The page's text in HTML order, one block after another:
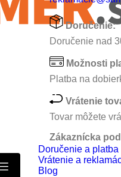
Doručenie:
Doručenie nad
Možnosti
Platba na
Vrátenie
Tovar môžete
Zákaznícka
Doručenie a platba
Vrátenie a
Blog